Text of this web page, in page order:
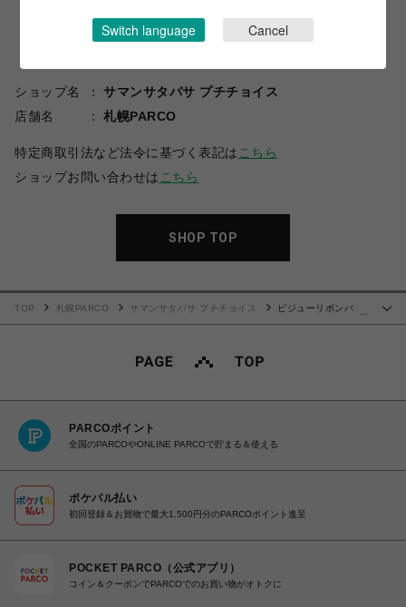
ショップ名
サマンサタバサ プチチョイス
店舗名
札幌PARCO
特定商取引法など法令に基づく表記は こちら
ショップお問い合わせは こちら
SHOP TOP
…
TOP 札幌PARCO サマンサタバサ プチチョイス
ビジューリボンバイ
PARCOポイント
全国のPARCOやONLINE PARCOで貯まる＆使える
ポケパル払い
初回登録＆お買物で最大1,500円分のPARCOポイント進呈
POCKET PARCO（公式アプリ）
コイン＆クーポンでPARCOでのお買い物がオトクに
Switch language Cancel